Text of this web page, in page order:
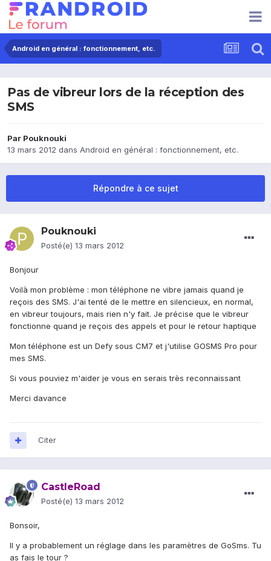
Android en général : fonctionnement, etc.
Pas de vibreur lors de la réception des
SMS
Par Pouknouki
13 mars 2012 dans Android en général : fonctionnement, etc.
Répondre à ce sujet
Pouknouki
Posté(e) 13 mars 2012
Bonjour
Voilà mon problème : mon téléphone ne vibre jamais quand je
reçois des SMS. J'ai tenté de le mettre en silencieux, en normal,
en vibreur toujours, mais rien n'y fait. Je précise que le vibreur
fonctionne quand je reçois des appels et pour le retour haptique
Mon téléphone est un Defy sous CM7 et j'utilise GOSMS Pro pour
mes SMS.
Si vous pouviez m'aider je vous en serais très reconnaissant
Merci davance
Citer
CastleRoad
Posté(e) 13 mars 2012
Bonsoir,
Il y a probablement un réglage dans les paramètres de GoSms. Tu
as fais le tour ?